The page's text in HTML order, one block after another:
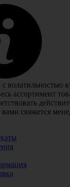
волатильностью
ассортимент
вами свяжется